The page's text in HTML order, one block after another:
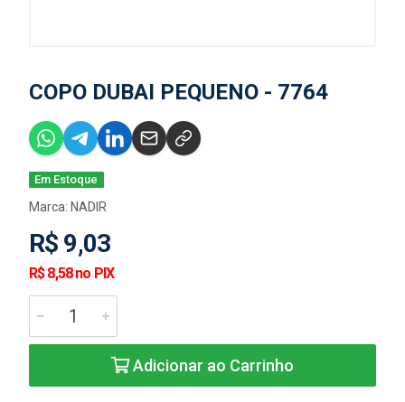
COPO DUBAI PEQUENO - 7764
Em Estoque
Marca: NADIR
R$ 9,03
R$ 8,58 no PIX
Adicionar ao Carrinho